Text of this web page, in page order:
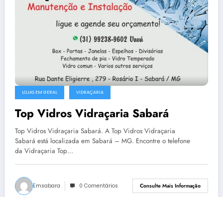
LOJAS EM GERAL VIDRAÇARIA
Top Vidros Vidraçaria Sabará
Top Vidros Vidraçaria Sabará. A Top Vidros Vidraçaria
Sabará está localizada em Sabará – MG. Encontre o telefone
da Vidraçaria Top…
Emsabara 0 Comentários Consulte Mais Informação